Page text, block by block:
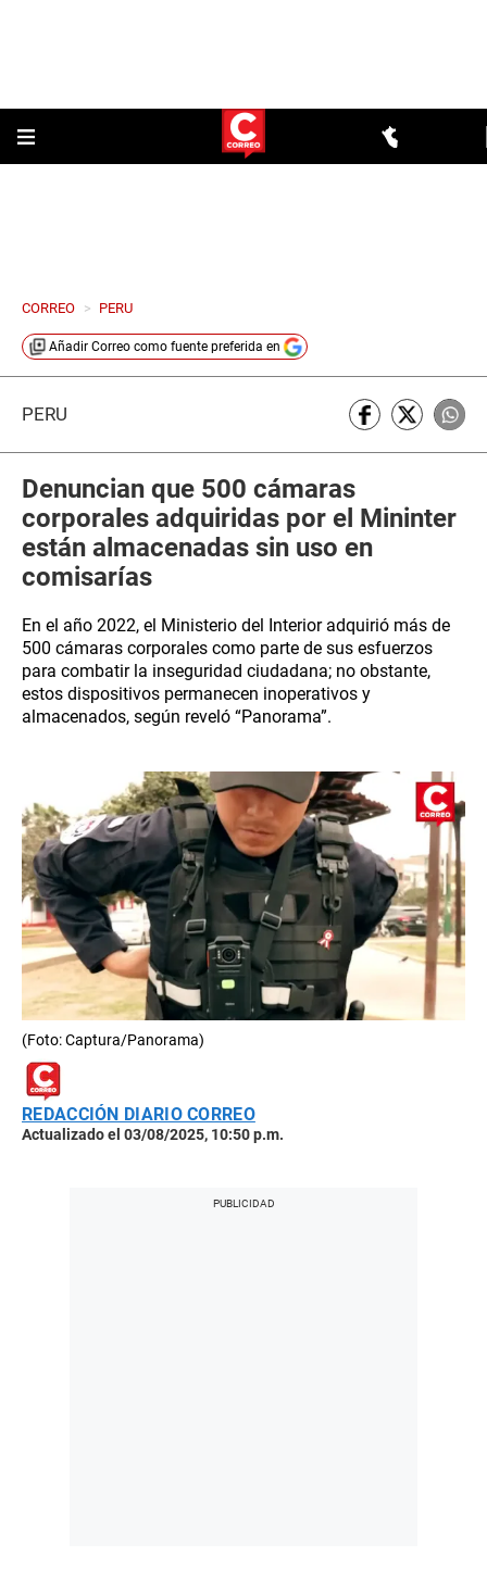
CORREO > PERU
Añadir Correo como fuente preferida en
PERÚ
Denuncian que 500 cámaras
corporales adquiridas por el Mininter
están almacenadas sin uso en
comisarías
En el año 2022, el Ministerio del Interior adquirió más de
500 cámaras corporales como parte de sus esfuerzos
para combatir la inseguridad ciudadana; no obstante,
estos dispositivos permanecen inoperativos y
almacenados, según reveló “Panorama”.
(Foto: Captura/Panorama)
REDACCIÓN DIARIO CORREO
Actualizado el 03/08/2025, 10:50 p.m.